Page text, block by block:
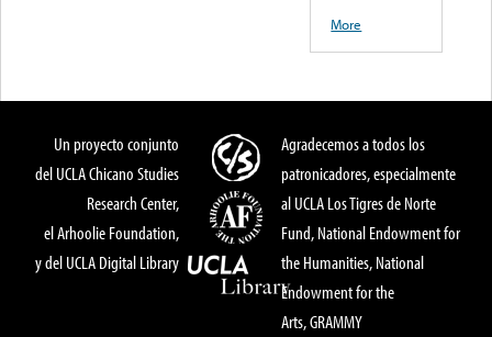
More
Un proyecto conjunto
del UCLA Chicano Studies
Research Center,
el Arhoolie Foundation,
y del UCLA Digital Library
Agradecemos a todos los
patronicadores, especialmente
al UCLA Los Tigres de Norte
Fund, National Endowment for
the Humanities, National
Endowment for the
Arts, GRAMMY